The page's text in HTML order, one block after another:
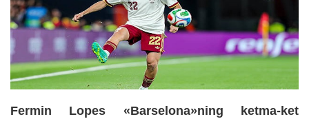
Fermin Lopes «Barselona»ning ketma-ket